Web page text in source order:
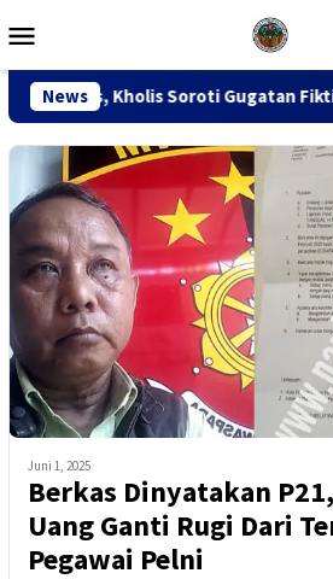
ke
Mobile
News
Gugatan Fiktif Negatif dan
Juni 1, 2025
Berkas Dinyatakan
Uang Ganti Rugi Dari
Pegawai Pelni